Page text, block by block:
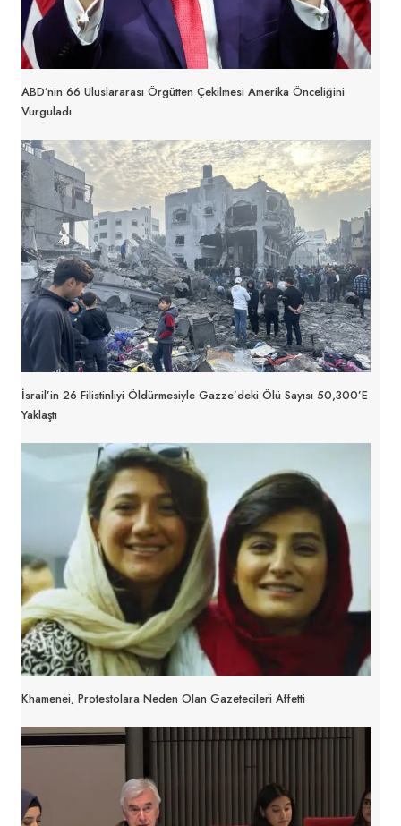
ABD’nin 66 Uluslararası Örgütten Çekilmesi Amerika Önceliğini
Vurguladı
İsrail’in 26 Filistinliyi Öldürmesiyle Gazze’deki Ölü Sayısı 50,300’e
Yaklaştı
Khamenei, Protestolara Neden Olan Gazetecileri Affetti